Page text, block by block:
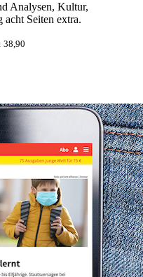
Analysen, Kultur,
acht Seiten extra.
38,90